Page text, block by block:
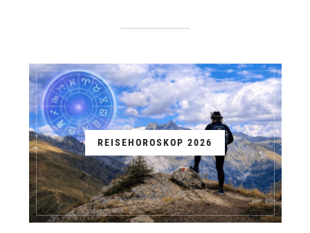
REISEHOROSKOP 2026